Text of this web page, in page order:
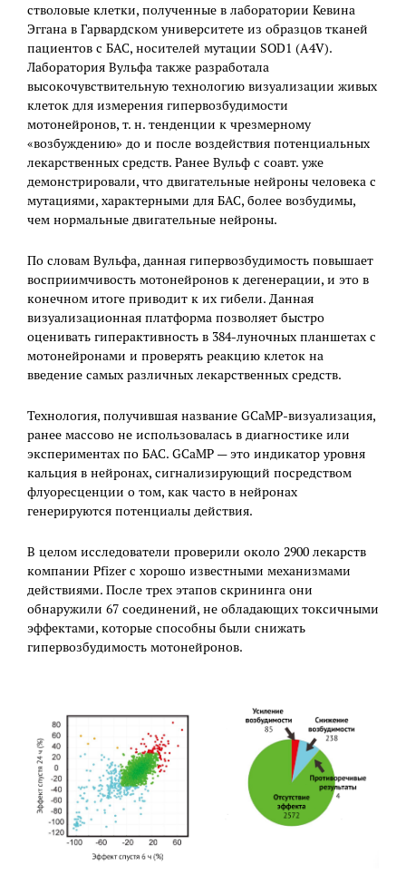
стволовые клетки, полученные в лаборатории Кевина
Эггана в Гарвардском университете из образцов тканей
пациентов с БАС, носителей мутации SOD1 (A4V).
Лаборатория Вульфа также разработала
высокочувствительную технологию визуализации живых
клеток для измерения гипервозбудимости
мотонейронов, т. н. тенденции к чрезмерному
«возбуждению» до и после воздействия потенциальных
лекарственных средств. Ранее Вульф с соавт. уже
демонстрировали, что двигательные нейроны человека с
мутациями, характерными для БАС, более возбудимы,
чем нормальные двигательные нейроны.
По словам Вульфа, данная гипервозбудимость повышает
восприимчивость мотонейронов к дегенерации, и это в
конечном итоге приводит к их гибели. Данная
визуализационная платформа позволяет быстро
оценивать гиперактивность в 384-луночных планшетах с
мотонейронами и проверять реакцию клеток на
введение самых различных лекарственных средств.
Технология, получившая название GCaMP-визуализация,
ранее массово не использовалась в диагностике или
экспериментах по БАС. GCaMP — это индикатор уровня
кальция в нейронах, сигнализирующий посредством
флуоресценции о том, как часто в нейронах
генерируются потенциалы действия.
В целом исследователи проверили около 2900 лекарств
компании Pfizer с хорошо известными механизмами
действиями. После трех этапов скрининга они
обнаружили 67 соединений, не обладающих токсичными
эффектами, которые способны были снижать
гипервозбудимость мотонейронов.